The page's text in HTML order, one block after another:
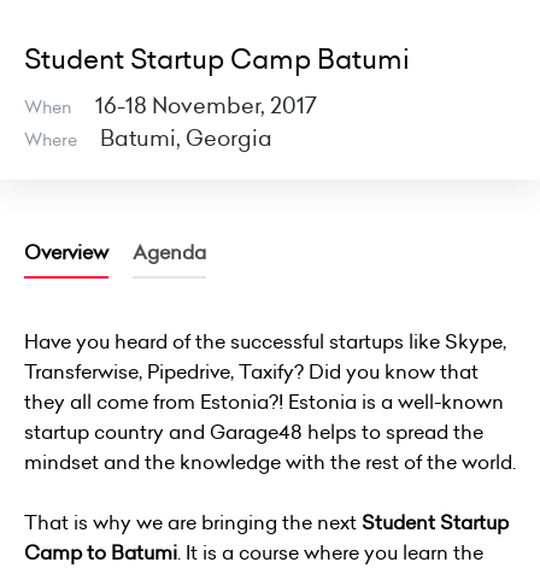
Student Startup Camp Batumi
When 16-18 November, 2017
Where Batumi, Georgia
Overview Agenda
Have you heard of the successful startups like Skype,
Transferwise, Pipedrive, Taxify? Did you know that
they all come from Estonia?! Estonia is a well-known
startup country and Garage48 helps to spread the
mindset and the knowledge with the rest of the world.
That is why we are bringing the next Student Startup
Camp to Batumi. It is a course where you learn the